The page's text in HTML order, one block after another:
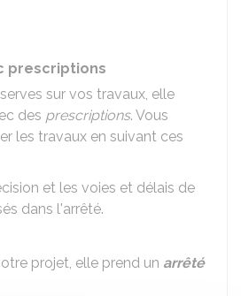
prescriptions
sur vos travaux, elle
des prescriptions. Vous
les travaux en suivant ces
et les voies et délais de
dans l'arrêté.
projet, elle prend un arrêté